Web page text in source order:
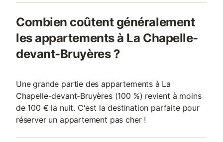
Combien coûtent généralement
les appartements à La Chapelle-
devant-Bruyères ?
Une grande partie des appartements à La
Chapelle-devant-Bruyères (100 %) revient à moins
de 100 € la nuit. C'est la destination parfaite pour
réserver un appartement pas cher !